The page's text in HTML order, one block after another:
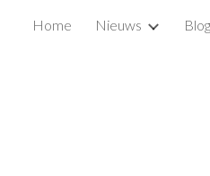
Home Nieuws Blog